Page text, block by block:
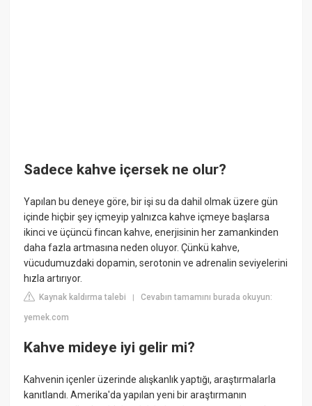
Sadece kahve içersek ne olur?
Yapılan bu deneye göre, bir işi su da dahil olmak üzere gün
içinde hiçbir şey içmeyip yalnızca kahve içmeye başlarsa
ikinci ve üçüncü fincan kahve, enerjisinin her zamankinden
daha fazla artmasına neden oluyor. Çünkü kahve,
vücudumuzdaki dopamin, serotonin ve adrenalin seviyelerini
hızla artırıyor.
Kaynak kaldırma talebi |Cevabın tamamını burada okuyun:
yemek.com
Kahve mideye iyi gelir mi?
Kahvenin içenler üzerinde alışkanlık yaptığı, araştırmalarla
kanıtlandı. Amerika'da yapılan yeni bir araştırmanın